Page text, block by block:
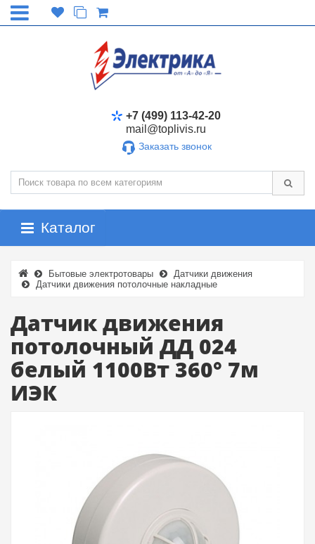
+7 (499) 113-42-20
mail@toplivis.ru
Заказать звонок
Каталог
Бытовые электротовары
Датчики движения
Датчики движения потолочные накладные
Датчик движения
потолочный ДД 024
белый 1100Вт 360° 7м
ИЭК